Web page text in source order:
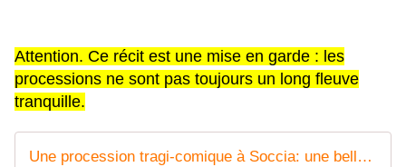
Attention. Ce récit est une mise en garde : les
processions ne sont pas toujours un long fleuve
tranquille.
Une procession tragi-comique à Soccia: une belle organisation (1/3) - Le blog des Poggiolais